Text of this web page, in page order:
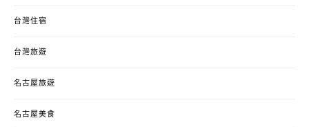
台灣住宿
台灣旅遊
名古屋旅遊
名古屋美食